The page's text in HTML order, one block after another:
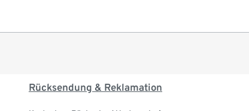
Rücksendung & Reklamation